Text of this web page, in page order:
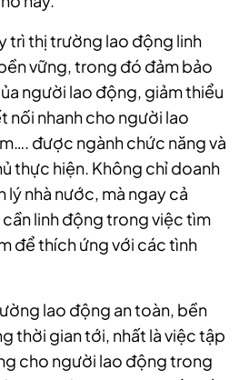
trì thị trường lao động linh
vững, trong đó đảm bảo
người lao động, giảm thiểu
nối nhanh cho người lao
được ngành chức năng và
thực hiện. Không chỉ doanh
lý nhà nước, mà ngay cả
linh động trong việc tìm
để thích ứng với các tình
lao động an toàn, bền
thời gian tới, nhất là việc tập
cho người lao động trong